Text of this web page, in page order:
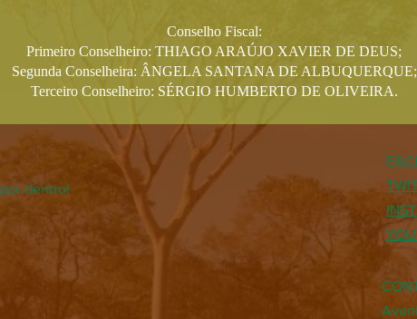
Conselho Fiscal:
Primeiro Conselheiro: THIAGO ARAÚJO XAVIER DE DEUS;
Segunda Conselheira: ÂNGELA SANTANA DE ALBUQUERQUE;
Terceiro Conselheiro: SÉRGIO HUMBERTO DE OLIVEIRA.
dentro!